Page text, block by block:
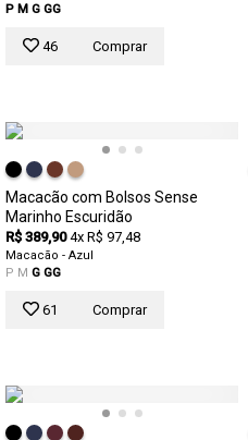
P M G GG
46 Comprar
Macacão com Bolsos Sense
Marinho Escuridão
R$ 389,90 4x R$ 97,48
Macacão - Azul
P M G GG
61 Comprar